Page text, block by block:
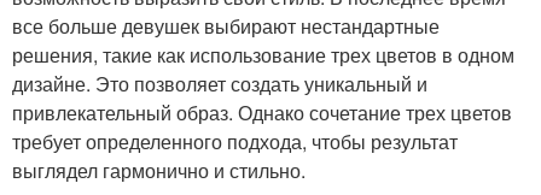
все больше девушек выбирают нестандартные
решения, такие как использование трех цветов в одном
дизайне. Это позволяет создать уникальный и
привлекательный образ. Однако сочетание трех цветов
требует определенного подхода, чтобы результат
выглядел гармонично и стильно.